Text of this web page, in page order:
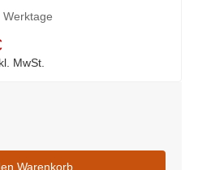
Werktage
MwSt.
Warenkorb